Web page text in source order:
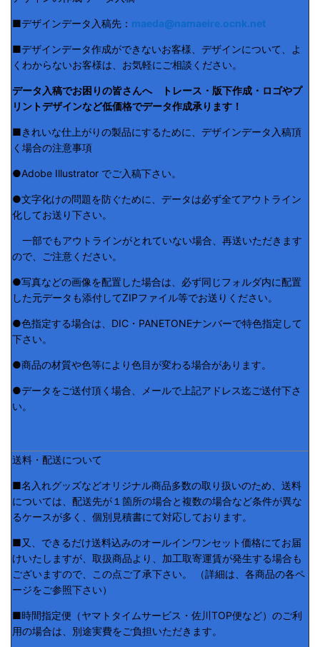
■デザインデータ入稿先： maeda@namaeire.ocnk.net
■デザインデータ作成ができないお客様、デザインについて、よ
くわからないお客様は、お気軽にご相談ください。
データ入稿でお困りの皆さんへ トレース・版下作成・ロゴやプ
リントデザインなど低価格でデータ作成承ります！
■きれいな仕上がりの製品にするために、デザインデータ入稿頂
く場合の注意事項
●Adobe Illustrator でご入稿下さい。
●文字化けの問題を防ぐために、データは必ず全てアウトライン
化してお送り下さい。
一部でもアウトラインがとれていない場合、再送いただきます
ので、ご注意ください。
●写真などの画像を配置した場合は、必ず同じフォルダ内に配置
した元データも添付してZIPファイル等でお送りください。
●色指定する場合は、DIC・PANETONEナンバーで特色指定して
下さい。
●商品の材質や色等により色目が変わる場合があります。
●データをご送付頂く場合、メールで上記アドレス迄ご送付下さ
い。
送料・配送について
■名入れグッズなどオリジナル商品多数の取り扱いのため、送料
については、配送先が１箇所の場合と複数の場合など条件が異な
るケースが多く、個別見積書にて対応しております。
■又、できるだけ送料込みのオールインワンセット価格にてお届
けいたしますが、取扱商品より、加工取寄運賃が発生する場合も
ございますので、この点ご了承下さい。 （詳細は、各商品の各ペ
ージをご参照下さい）
■時間指定便（ヤマトタイムサービス・佐川TOP便など）のご利
用の場合は、別途実費をご負担いただきます。